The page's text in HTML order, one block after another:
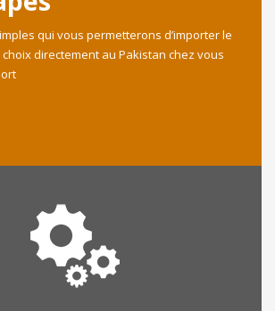
qui vous permetterons d’importer le
directement au Pakistan chez vous